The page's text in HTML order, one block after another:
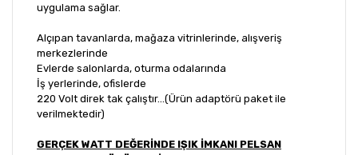
uygulama sağlar.
Alçıpan tavanlarda, mağaza vitrinlerinde, alışveriş
merkezlerinde
Evlerde salonlarda, oturma odalarında
İş yerlerinde, ofislerde
220 Volt direk tak çalıştır...(Ürün adaptörü paket ile
verilmektedir)
GERÇEK WATT DEĞERİNDE IŞIK İMKANI PELSAN